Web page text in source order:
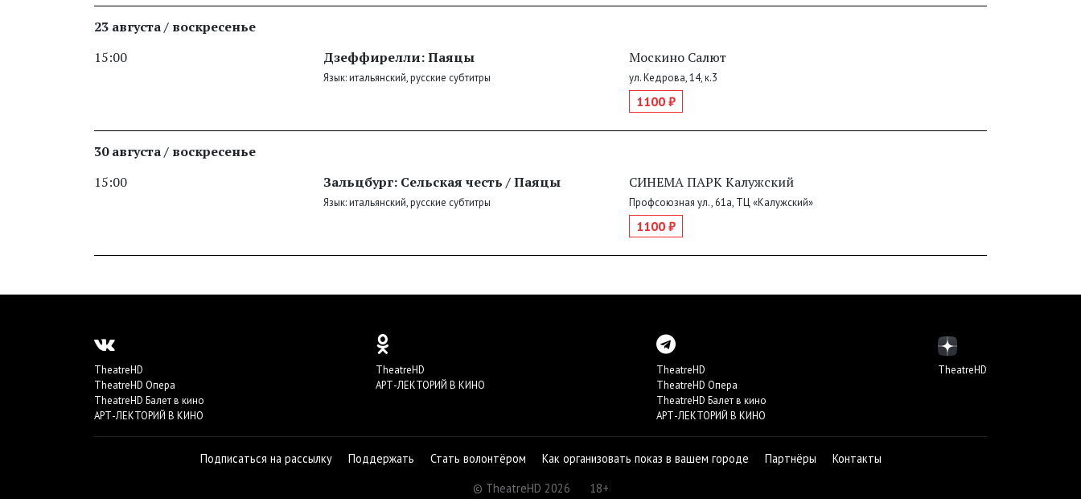
23 августа / воскресенье
15:00
Дзеффирелли: Паяцы
Язык: итальянский, русские субтитры
Москино Салют
ул. Кедрова, 14, к.3
1100 ₽
30 августа / воскресенье
15:00
Зальцбург: Сельская честь / Паяцы
Язык: итальянский, русские субтитры
СИНЕМА ПАРК Калужский
Профсоюзная ул., 61а, ТЦ «Калужский»
1100 ₽
TheatreHD
TheatreHD Опера
TheatreHD Балет в кино
АРТ-ЛЕКТОРИЙ В КИНО
TheatreHD
АРТ-ЛЕКТОРИЙ В КИНО
TheatreHD
TheatreHD Опера
TheatreHD Балет в кино
АРТ-ЛЕКТОРИЙ В КИНО
TheatreHD
Подписаться на рассылку Поддержать Стать волонтёром Как организовать показ в вашем городе Партнёры
Контакты
© TheatreHD 2026
18+